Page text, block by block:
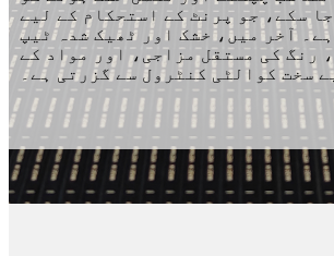
سکے، جو پرنٹ کے استحکام کے لیے
آخر میں، خشک اور ٹھیک شدہ ٹیپ
رنگ کی مستقل مزاجی، اور مواد کے
سخت کوالٹی کنٹرول سے گزرتی ہے۔